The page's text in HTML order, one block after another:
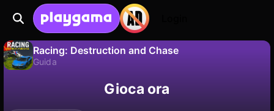
Racing: Destruction and Chase
Guida
Salva i progressi!Gioca ora